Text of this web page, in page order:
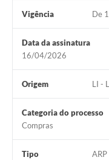
Vigência De
Data da assinatura
16/04/2026
Origem LI -
Categoria do processo
Compras
Tipo